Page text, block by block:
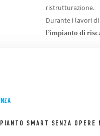
ristrutturazione.
Durante i lavori
l’impianto di
SMART SENZA OPERE